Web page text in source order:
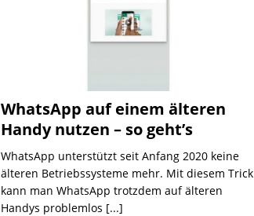
WhatsApp auf einem älteren
Handy nutzen – so geht’s
WhatsApp unterstützt seit Anfang 2020 keine
älteren Betriebs­systeme mehr. Mit diesem Trick
kann man WhatsApp trotzdem auf älteren
Handys problemlos [...]